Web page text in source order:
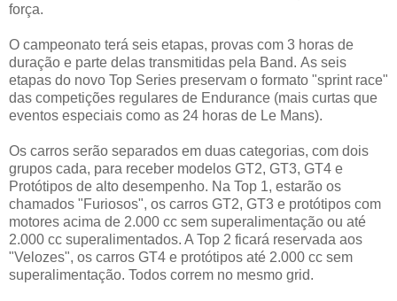
força.
O campeonato terá seis etapas, provas com 3 horas de
duração e parte delas transmitidas pela Band. As seis
etapas do novo Top Series preservam o formato "sprint race"
das competições regulares de Endurance (mais curtas que
eventos especiais como as 24 horas de Le Mans).
Os carros serão separados em duas categorias, com dois
grupos cada, para receber modelos GT2, GT3, GT4 e
Protótipos de alto desempenho. Na Top 1, estarão os
chamados "Furiosos", os carros GT2, GT3 e protótipos com
motores acima de 2.000 cc sem superalimentação ou até
2.000 cc superalimentados. A Top 2 ficará reservada aos
"Velozes", os carros GT4 e protótipos até 2.000 cc sem
superalimentação. Todos correm no mesmo grid.